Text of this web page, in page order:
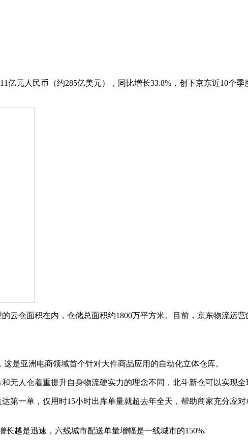
亿元人民币（约285亿美元），同比增长33.8%，创下京东近10个
的云仓面积在内，仓储总面积约1800万平方米。目前，京东物流运营
是亚洲电商领域首个针对大件商品应用的自动化立体仓库。
无人仓着重提升自身物流硬实力的理念不同，北斗新仓可以实现全
第一单，仅用时15小时出库单量就超去年全天，帮助商家充分应对
越是迅速，六线城市配送单量增幅是一线城市的150%.